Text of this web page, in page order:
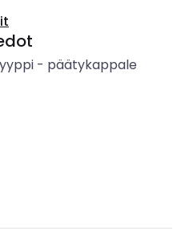
- päätykappale